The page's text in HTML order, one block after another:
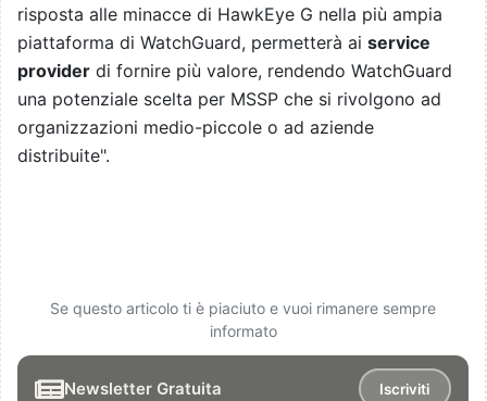
risposta alle minacce di HawkEye G nella più ampia
piattaforma di WatchGuard, permetterà ai service
provider di fornire più valore, rendendo WatchGuard
una potenziale scelta per MSSP che si rivolgono ad
organizzazioni medio-piccole o ad aziende
distribuite".
Se questo articolo ti è piaciuto e vuoi rimanere sempre
informato
Newsletter Gratuita Iscriviti